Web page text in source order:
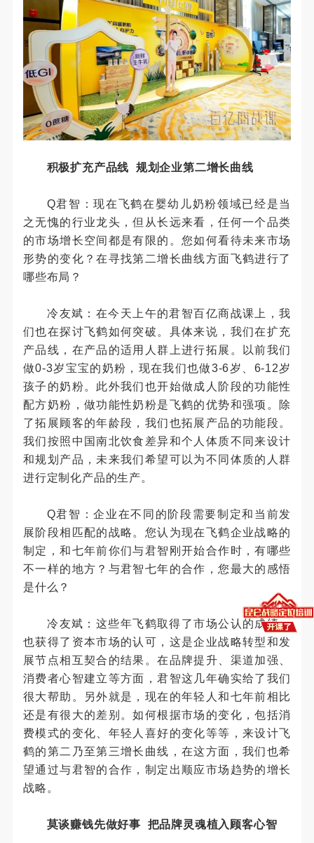
积极扩充产品线 规划企业第二增长曲线
Q君智：现在飞鹤在婴幼儿奶粉领域已经是当
之无愧的行业龙头，但从长远来看，任何一个品类
的市场增长空间都是有限的。您如何看待未来市场
形势的变化？在寻找第二增长曲线方面飞鹤进行了
哪些布局？
冷友斌：在今天上午的君智百亿商战课上，我
们也在探讨飞鹤如何突破。具体来说，我们在扩充
产品线，在产品的适用人群上进行拓展。以前我们
做0-3岁宝宝的奶粉，现在我们也做3-6岁、6-12岁
孩子的奶粉。此外我们也开始做成人阶段的功能性
配方奶粉，做功能性奶粉是飞鹤的优势和强项。除
了拓展顾客的年龄段，我们也拓展产品的功能段。
我们按照中国南北饮食差异和个人体质不同来设计
和规划产品，未来我们希望可以为不同体质的人群
进行定制化产品的生产。
Q君智：企业在不同的阶段需要制定和当前发
展阶段相匹配的战略。您认为现在飞鹤企业战略的
制定，和七年前你们与君智刚开始合作时，有哪些
不一样的地方？与君智七年的合作，您最大的感悟
是什么？
冷友斌：这些年飞鹤取得了市场公认的成绩，
也获得了资本市场的认可，这是企业战略转型和发
展节点相互契合的结果。在品牌提升、渠道加强、
消费者心智建立等方面，君智这几年确实给了我们
很大帮助。另外就是，现在的年轻人和七年前相比
还是有很大的差别。如何根据市场的变化，包括消
费模式的变化、年轻人喜好的变化等等，来设计飞
鹤的第二乃至第三增长曲线，在这方面，我们也希
望通过与君智的合作，制定出顺应市场趋势的增长
战略。
莫谈赚钱先做好事 把品牌灵魂植入顾客心智